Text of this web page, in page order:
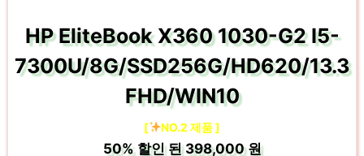
HP EliteBook X360 1030-G2 I5-
7300U/8G/SSD256G/HD620/13.3
FHD/WIN10
[ NO.2 제품 ]
50%할인 된398,000 원